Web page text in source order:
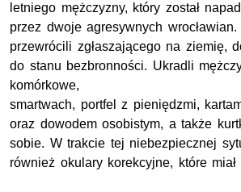
letniego mężczyzny, który został
przez dwoje agresywnych
przewrócili zgłaszającego na ziemię,
do stanu bezbronności. Ukradli
komórkowe,
smartwach, portfel z pieniędzmi,
oraz dowodem osobistym, a także
sobie. W trakcie tej niebezpiecznej
również okulary korekcyjne, które miał